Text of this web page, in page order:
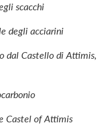
scacchi
degli acciarini
dal Castello di Attimis,
Castel of Attimis